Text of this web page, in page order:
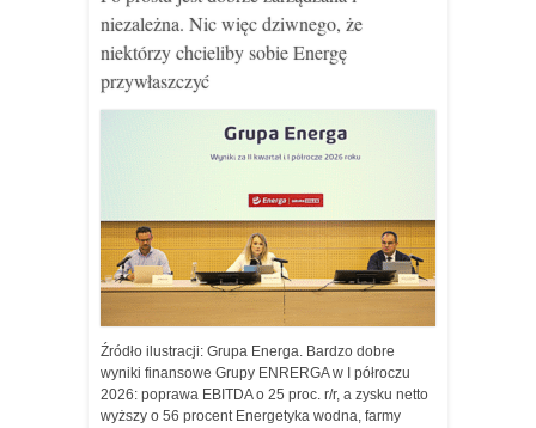
niezależna. Nic więc dziwnego, że
niektórzy chcieliby sobie Energę
przywłaszczyć
Źródło ilustracji: Grupa Energa. Bardzo dobre
wyniki finansowe Grupy ENRERGA w I półroczu
2026: poprawa EBITDA o 25 proc. r/r, a zysku netto
wyższy o 56 procent Energetyka wodna, farmy